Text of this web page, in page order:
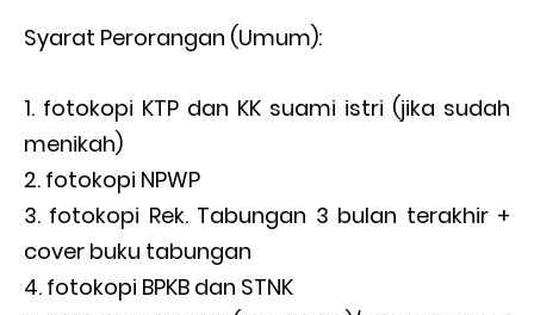
Syarat Perorangan (Umum):
fotokopi KTP dan KK suami istri (jika sudah
menikah)
fotokopi NPWP
fotokopi Rek. Tabungan 3 bulan terakhir +
cover buku tabungan
fotokopi BPKB dan STNK